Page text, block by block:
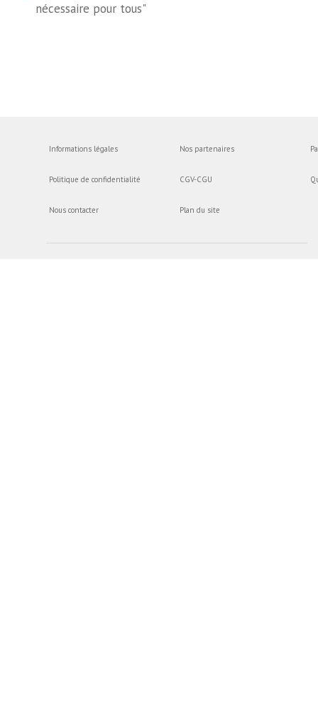
nécessaire pour tous"
Informations légales
Politique de confidentialité
Nous contacter
Nos partenaires
CGV-CGU
Plan du site